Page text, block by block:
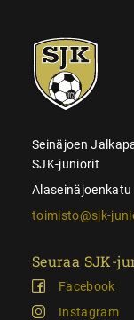
SJK-
juniorit
Seinäjoen
SJK-juniorit
Alaseinäjoenkatu
toimisto@sjk-
Seuraa SJK-
Facebook
Instagram